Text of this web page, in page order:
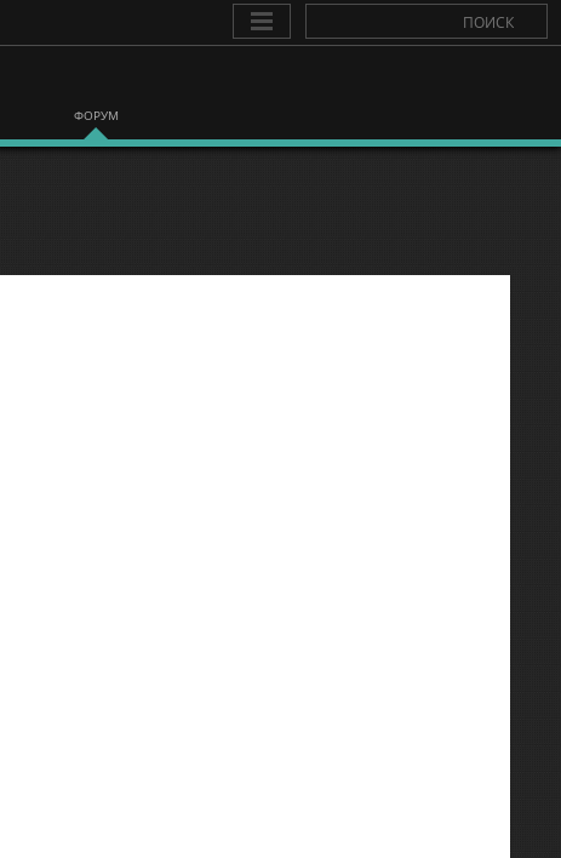
ФОРУМ